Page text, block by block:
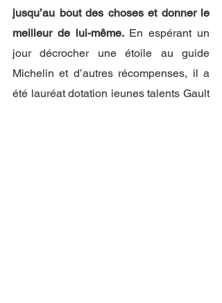
jusqu’au bout des choses et donner le
meilleur de lui-même. En espérant un
jour décrocher une étoile au guide
Michelin et d’autres récompenses, il a
été lauréat dotation jeunes talents Gault